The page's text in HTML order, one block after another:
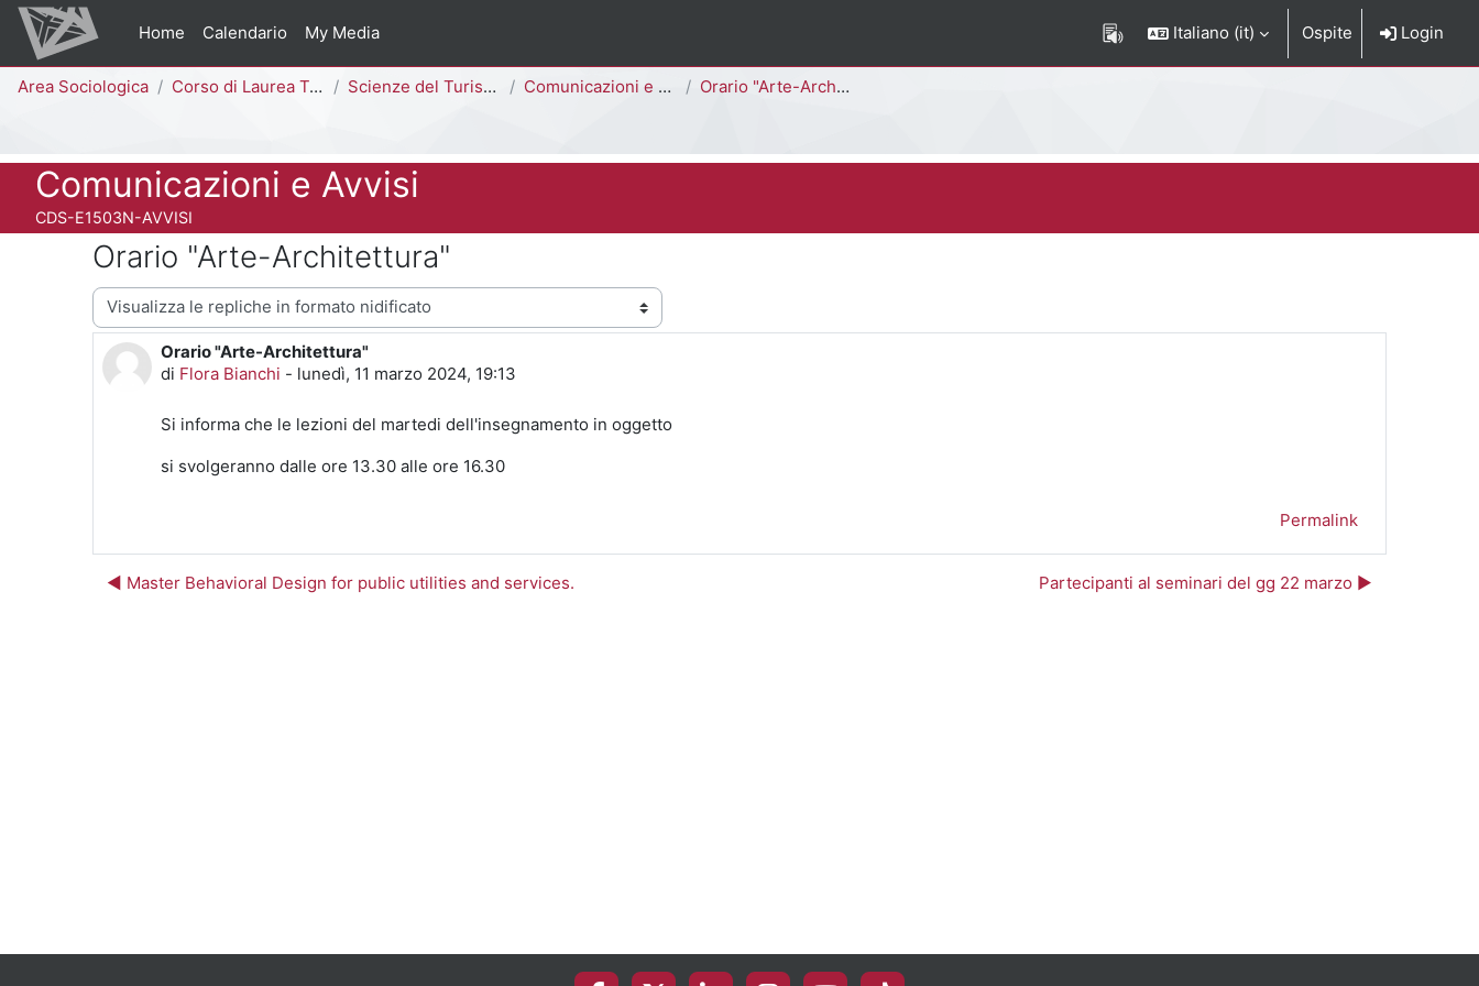
Vai al contenuto principale
Home
Calendario My Media Italiano ‎(it)‎ Ospite Login
Percorso della pagina
Area Sociologica Corso di Laurea Triennale Scienze del Turismo e Comunità Locale [E1503N - E1501N] Comunicazioni e Avvisi Orario "Arte-Architettura"
Titolo del corso
Comunicazioni e Avvisi
Codice identificativo del corso
CDS-E1503N-AVVISI
Orario "Arte-Architettura"
Modalità visualizzazione
Orario "Arte-Architettura"
di Flora Bianchi - lunedì, 11 marzo 2024, 19:13
Numero di risposte: 0
Si informa che le lezioni del martedi dell'insegnamento in oggetto
si svolgeranno dalle ore 13.30 alle ore 16.30
Permalink
◀︎ Master Behavioral Design for public utilities and services. Partecipanti al seminari del gg 22 marzo ▶︎